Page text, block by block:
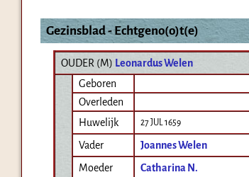
Gezinsblad - Echtgeno(o)t(e)
OUDER (M) Leonardus Welen
Geboren
Overleden
Huwelijk
27 JUL 1659
Vader
Joannes Welen
Moeder
Catharina N.